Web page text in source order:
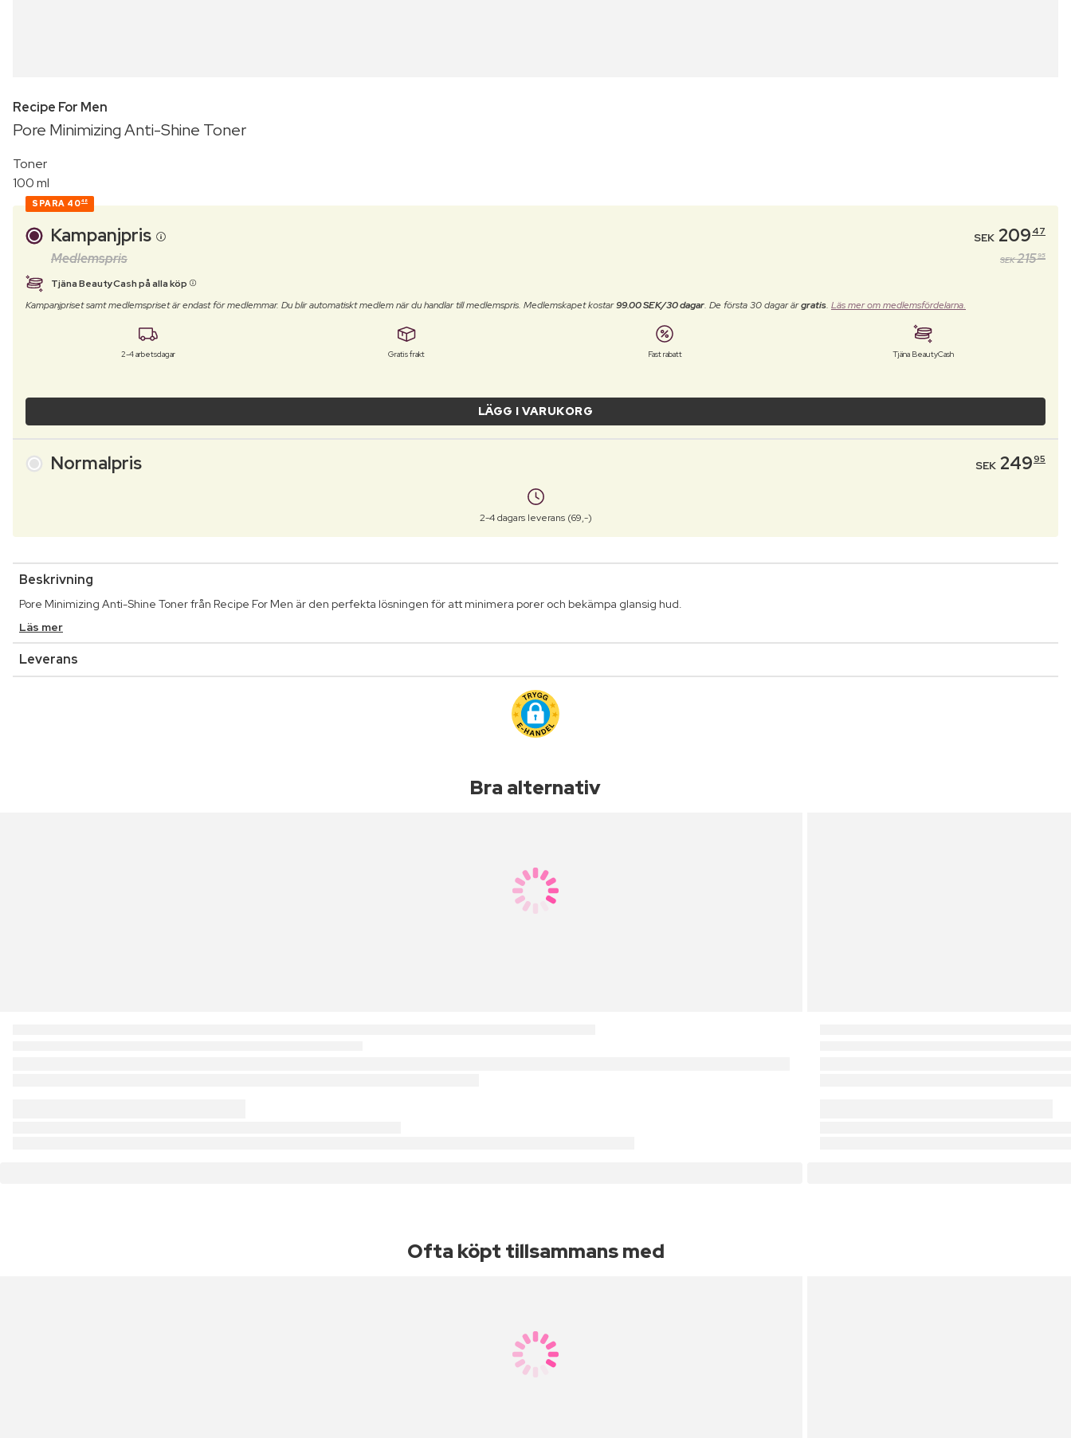
Recipe For Men
Pore Minimizing Anti-Shine Toner
Toner
100 ml
SPARA 4048
Kampanjpris SEK 209 47
Medlemspris SEK 21595
Tjäna BeautyCash på alla köp
Kampanjpriset samt medlemspriset är endast för medlemmar. Du blir automatiskt medlem när du handlar till medlemspris. Medlemskapet kostar99.00 SEK/30 dagar. De första 30 dagar ärgratis. Läs mer om medlemsfördelarna.
2-4 arbetsdagar Gratis frakt Fast rabatt Tjäna BeautyCash
LÄGG I VARUKORG
Normalpris SEK 24995
2-4 dagars leverans (69,-)
Beskrivning
Pore Minimizing Anti-Shine Toner från Recipe For Men är den perfekta lösningen för att minimera porer och bekämpa glansig hud.
Läs mer
Leverans
Bra alternativ
Ofta köpt tillsammans med